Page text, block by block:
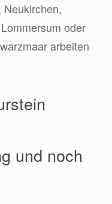
Neukirchen,
oder
arbeiten
und noch